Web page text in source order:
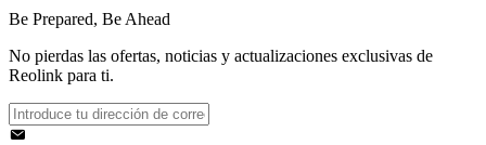
Be Prepared, Be Ahead
No pierdas las ofertas, noticias y actualizaciones exclusivas de
Reolink para ti.